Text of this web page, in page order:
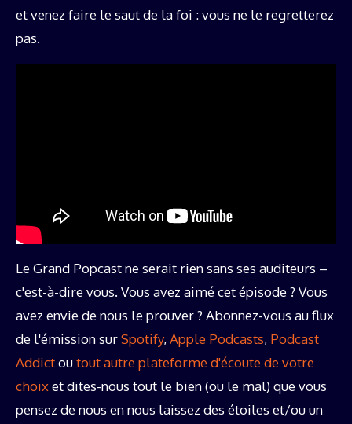
et venez faire le saut de la foi : vous ne le regretterez
pas.
Le Grand Popcast ne serait rien sans ses auditeurs –
c'est-à-dire vous. Vous avez aimé cet épisode ? Vous
avez envie de nous le prouver ? Abonnez-vous au flux
de l'émission surSpotify, Apple Podcasts, Podcast
Addictoutout autre plateforme d'écoute de votre
choixet dites-nous tout le bien (ou le mal) que vous
pensez de nous en nous laissez des étoiles et/ou un